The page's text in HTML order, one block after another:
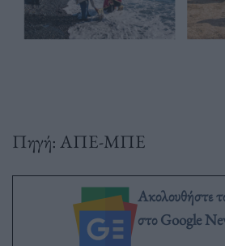
Πηγή: ΑΠΕ-ΜΠΕ
Ακολουθήστε
στο Google